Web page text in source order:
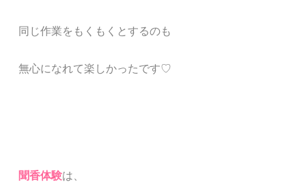
同じ作業をもくもくとするのも
無心になれて楽しかったです♡
聞香体験は、